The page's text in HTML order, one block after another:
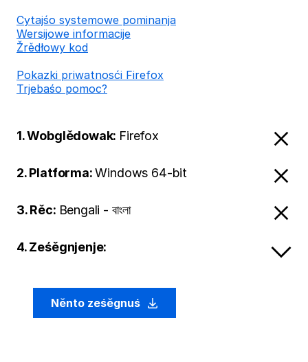
Cytajśo systemowe pominanja
Wersijowe informacije
Žrědłowy kod
Pokazki priwatnosći Firefox
Trjebaśo pomoc?
1. Wobglědowak: Firefox
2. Platforma:Windows 64-bit
3. Rěc: Bengali - বাংলা
4. Ześěgnjenje:
Něnto ześěgnuś